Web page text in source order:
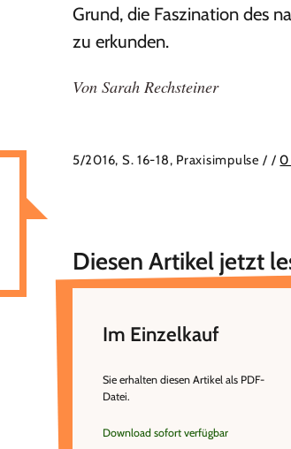
Grund, die Faszination des
zu erkunden.
Von Sarah Rechsteiner
5/2016, S. 16-18, Praxisimpulse / /0
Diesen Artikel jetzt
Im Einzelkauf
Sie erhalten diesen Artikel als PDF-
Datei.
Download sofort verfügbar